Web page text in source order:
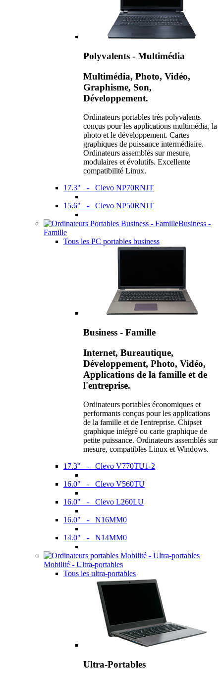
Polyvalents - Multimédia
Multimédia, Photo, Vidéo,
Graphisme, Son,
Développement.
Ordinateurs portables très polyvalents
conçus pour les applications multimédia, la
photo et le développement. Cartes
graphiques de puissance intermédiaire.
Ordinateurs assemblés sur mesure,
modulaires et évolutifs. Excellente
compatibilité Linux.
17.3" - Clevo NP70RNJT
15.6" - Clevo NP50RNJT
Business -
Famille
Tous les PC portables business
Business - Famille
Internet, Bureautique,
Développement, Photo, Vidéo,
Applications de la famille et de
l'entreprise.
Ordinateurs portables économiques et
performants conçus pour les applications
de la famille et de l'entreprise. Chipset
graphique intégré ou carte graphique de
petite puissance. Ordinateurs assemblés sur
mesure, compatibles Linux et Windows.
17.3" - Clevo V770TU1-2
16.0" - Clevo V560TU
16.0" - Clevo L260LU
16.0" - N16MM0
14.0" - N14MM0
Mobilité - Ultra-portables
Tous les ultra-portables
Ultra-Portables